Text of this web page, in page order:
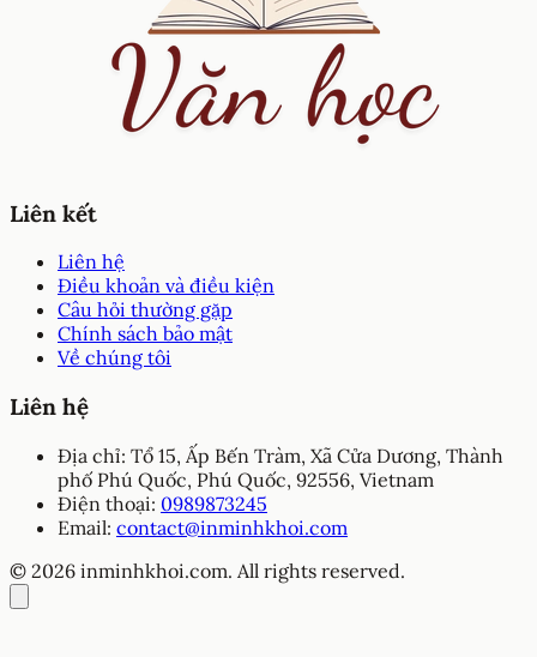
Liên kết
Liên hệ
Điều khoản và điều kiện
Câu hỏi thường gặp
Chính sách bảo mật
Về chúng tôi
Liên hệ
Địa chỉ: Tổ 15, Ấp Bến Tràm, Xã Cửa Dương, Thành
phố Phú Quốc, Phú Quốc, 92556, Vietnam
Điện thoại: 0989873245
Email: contact@inminhkhoi.com
© 2026 inminhkhoi.com. All rights reserved.